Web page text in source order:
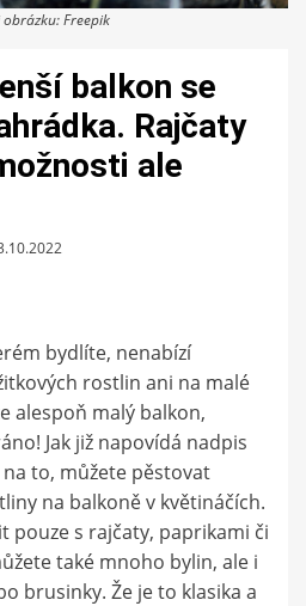
Freepik
balkon se
Rajčaty
ale
bydlíte, nenabízí
rostlin ani na malé
alespoň malý balkon,
Jak již napovídá nadpis
to, můžete pěstovat
na balkoně v květináčích.
pouze s rajčaty, paprikami či
také mnoho bylin, ale i
brusinky. Že je to klasika a